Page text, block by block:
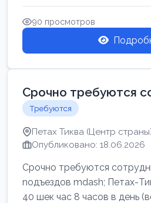
90 просмотров
Срочно требуются
Требуются
Петах Тиква (Центр
Опубликовано: 18.06.2026
Срочно требуются
noдъездов mdash; Петах-
40 шек час 8 часов в день